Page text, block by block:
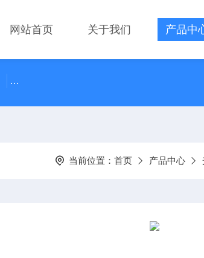
网站首页 关于我们 产品中
LMPLN-IR/LCPLN-IR奥林巴斯红外线观察
当前位置： 首页 产品中心